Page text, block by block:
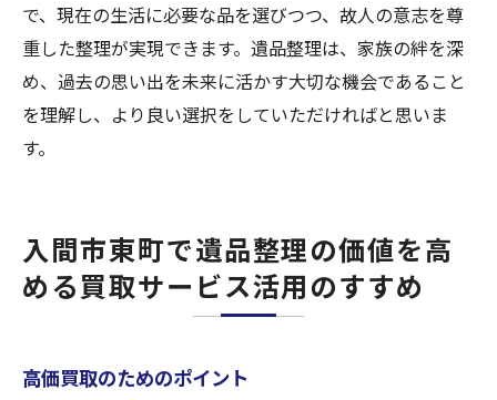
で、現在の生活に必要な品を選びつつ、故人の意志を尊
重した整理が実現できます。遺品整理は、家族の絆を深
め、過去の思い出を未来に活かす大切な機会であること
を理解し、より良い選択をしていただければと思いま
す。
入間市東町で遺品整理の価値を高
める買取サービス活用のすすめ
高価買取のためのポイント